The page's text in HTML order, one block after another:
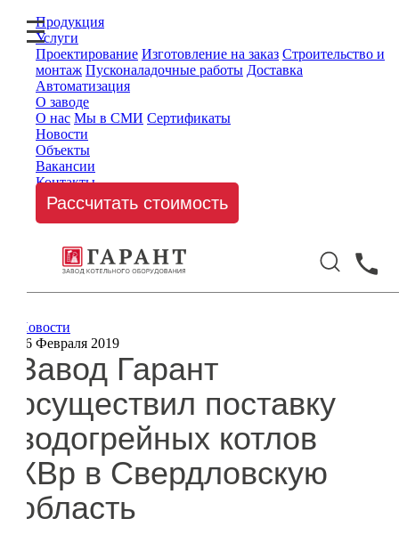
Продукция
Услуги
Проектирование Изготовление на заказ Строительство и
монтаж Пусконаладочные работы Доставка
Автоматизация
О заводе
О нас Мы в СМИ Сертификаты
Новости
Объекты
Вакансии
Контакты
Рассчитать стоимость
Новости
26 Февраля 2019
Завод Гарант
осуществил поставку
водогрейных котлов
КВр в Свердловскую
область